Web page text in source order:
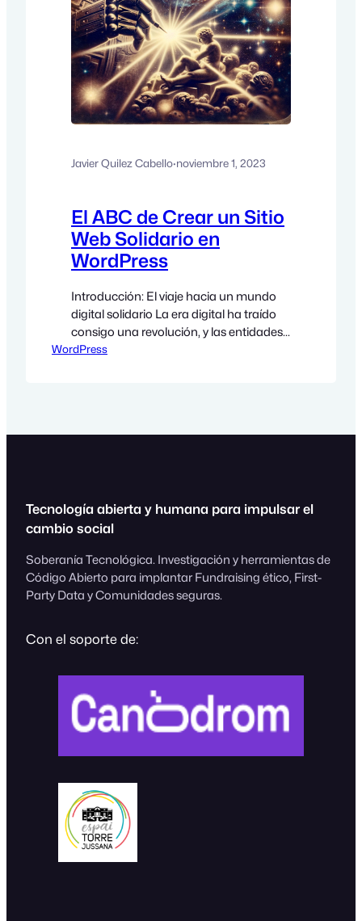
Javier Quilez Cabello·noviembre 1, 2023
El ABC de Crear un Sitio
Web Solidario en
WordPress
Introducción: El viaje hacia un mundo
digital solidario La era digital ha traído
consigo una revolución, y las entidades
no lucrativas no se quedan atrás. En
mundo de la tecnología es inabordable,
WordPress
Tecnología abierta y humana para impulsar el
cambio social
Soberanía Tecnológica. Investigación y herramientas de
Código Abierto para implantar Fundraising ético, First-
Party Data y Comunidades seguras.
Con el soporte de: